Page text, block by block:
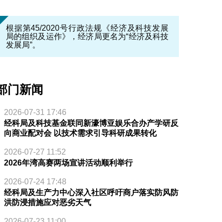
根据第45/2020号行政法规《经济及科技发展
局的组织及运作》，经济局更名为“经济及科技
发展局”。
门新闻
2026-07-31 17:46
经科局及科技基金联同新濠博亚娱乐合办产学研反
向商业配对会 以技术需求引导科研成果转化
2026-07-27 11:52
2026年湾高赛两场宣讲活动顺利举行
2026-07-24 17:48
经科局及生产力中心深入社区呼吁商户落实防风防
洪防浸措施应对恶劣天气